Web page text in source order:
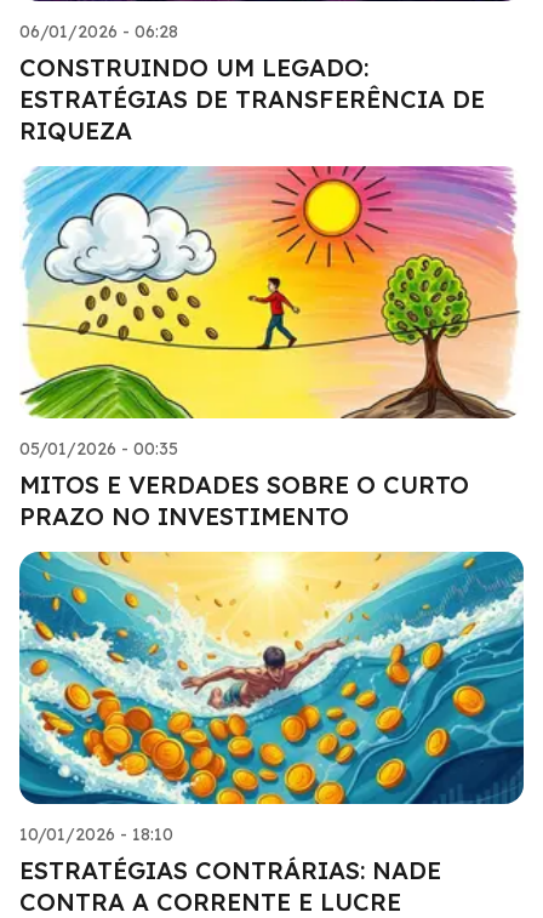
06/01/2026 - 06:28
CONSTRUINDO UM LEGADO:
ESTRATÉGIAS DE TRANSFERÊNCIA DE
RIQUEZA
05/01/2026 - 00:35
MITOS E VERDADES SOBRE O CURTO
PRAZO NO INVESTIMENTO
10/01/2026 - 18:10
ESTRATÉGIAS CONTRÁRIAS: NADE
CONTRA A CORRENTE E LUCRE